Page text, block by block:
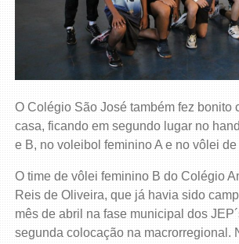
O Colégio São José também fez bonito
casa, ficando em segundo lugar no
e B, no voleibol feminino A e no vôlei
O time de vôlei feminino B do Colégio
Reis de Oliveira, que já havia sido
mês de abril na fase municipal dos
segunda colocação na macrorregional.